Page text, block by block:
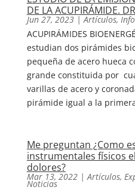
DE LA ACUPIRÁMIDE.
Jun 27, 2023|Artículos,
ACUPIRÁMIDES
estudian dos pirámides
pequeña de acero hueca
grande constituida por
varillas de acero y
pirámide igual a la
Me preguntan ¿Como
instrumentales físicos
dolores?
Mar 13, 2022|Artículos,
Noticias